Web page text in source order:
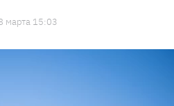
марта 15:03